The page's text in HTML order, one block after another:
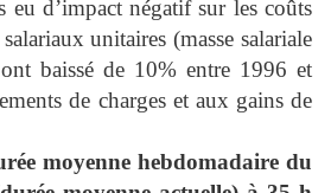
eu d’impact négatif sur les coûts
unitaires (masse salariale
baissé de 10% entre 1996 et
de charges et aux gains de
moyenne hebdomadaire du